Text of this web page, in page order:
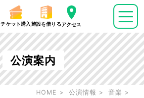
チケット購入 施設を借りるアクセス
公演案内
HOME 公演情報
音楽